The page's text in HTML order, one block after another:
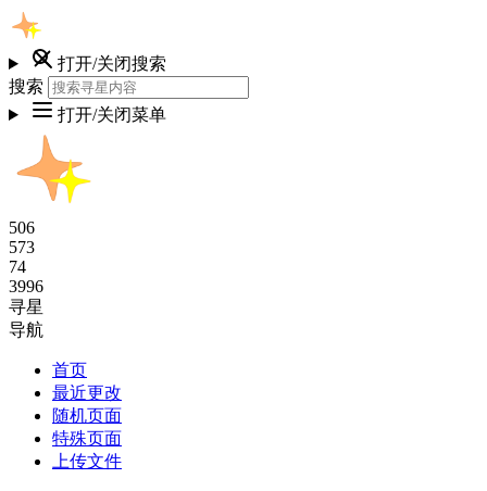
打开/关闭搜索
搜索
打开/关闭菜单
506
573
74
3996
寻星
导航
首页
最近更改
随机页面
特殊页面
上传文件